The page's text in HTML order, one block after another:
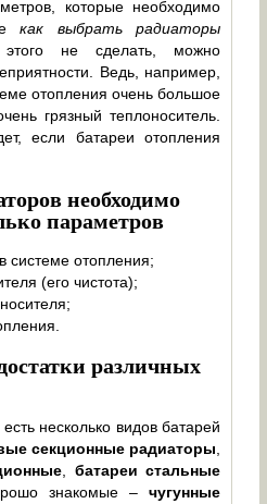
которые необходимо
как выбрать радиаторы
не сделать, можно
Ведь, например,
отопления очень большое
грязный теплоноситель.
если батареи отопления
необходимо
параметров
системе отопления;
(его чистота);
различных
несколько видов батарей
секционные радиаторы,
, батареи стальные
знакомые –чугунные